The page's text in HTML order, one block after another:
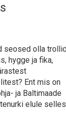
seosed olla
hygge ja fika,
Ent mis on
ja Baltimaade
elule selles